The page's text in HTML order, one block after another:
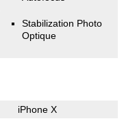
Stabilization Photo
Optique
iPhone X